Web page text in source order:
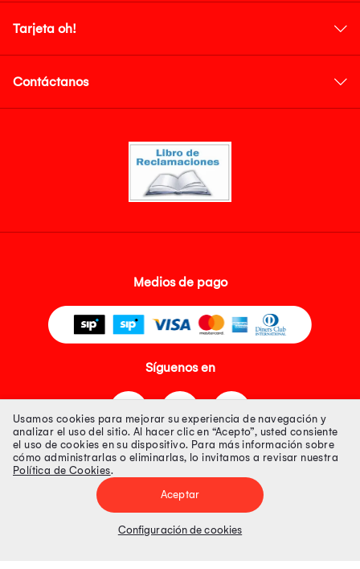
Tarjeta oh!
Contáctanos
Medios de pago
Síguenos en
Tienda 100% Segura
Tiendas Peruanas S.A. R.U.C. Nº 20493020618. Todos los derechos
Precios disponibles solo en www.oechsle.pe. Precios online publicados
Usamos cookies para mejorar su experiencia de navegación y
analizar el uso del sitio. Al hacer clic en “Acepto”, usted consiente
el uso de cookies en su dispositivo. Para más información sobre
cómo administrarlas o eliminarlas, lo invitamos a revisar nuestra
Política de Cookies.
Aceptar
Configuración de cookies